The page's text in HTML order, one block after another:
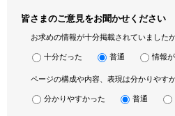
皆さまのご意見をお聞かせください
お求めの情報が十分掲載されていました
十分だった 普通 情報
ページの構成や内容、表現は分かりやす
分かりやすかった 普通